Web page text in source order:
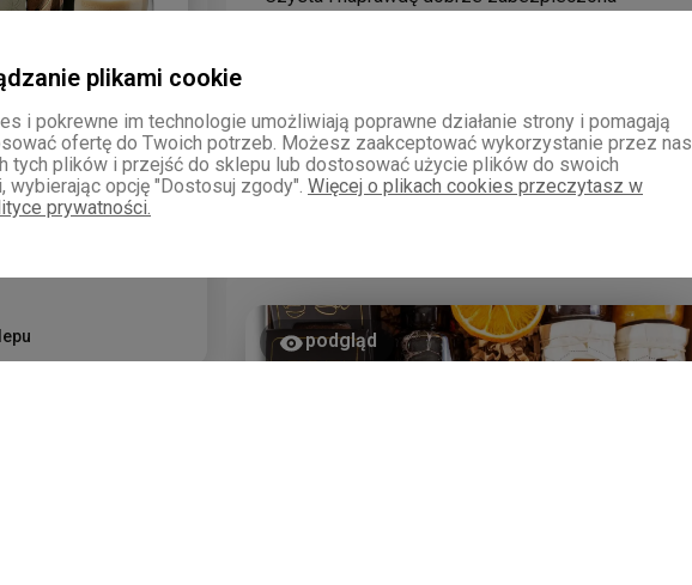
moja kawa.
zadowolona z zakupów w sklepie. Produkt
wysokiejjakości.
wczoraj
podgląd
plikami cookie
i pokrewne im technologie umożliwiają poprawne działanie strony i pomagają
ofertę do Twoich potrzeb. Możesz zaakceptować wykorzystanie przez nas
tych plików i przejść do sklepu lub dostosować użycie plików do swoich
wybierając opcję "Dostosuj zgody". Więcej o plikach cookies przeczytasz w
prywatności.